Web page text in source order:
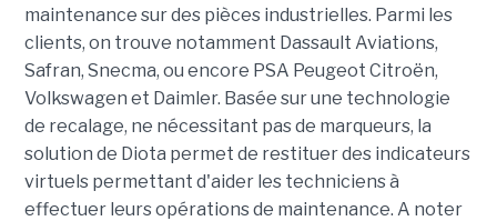
maintenance sur des pièces industrielles. Parmi les
clients, on trouve notamment Dassault Aviations,
Safran, Snecma, ou encore PSA Peugeot Citroën,
Volkswagen et Daimler. Basée sur une technologie
de recalage, ne nécessitant pas de marqueurs, la
solution de Diota permet de restituer des indicateurs
virtuels permettant d'aider les techniciens à
effectuer leurs opérations de maintenance. A noter